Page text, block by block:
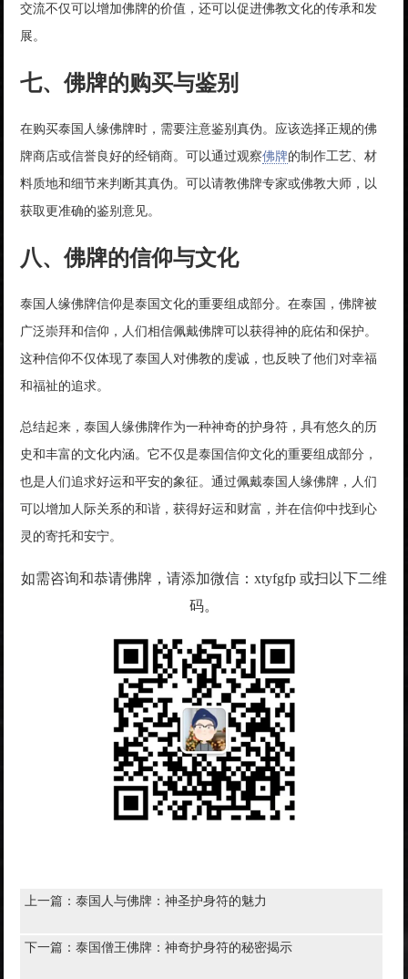
交流不仅可以增加佛牌的价值，还可以促进佛教文化的传承和发
展。
七、佛牌的购买与鉴别
在购买泰国人缘佛牌时，需要注意鉴别真伪。应该选择正规的佛
牌商店或信誉良好的经销商。可以通过观察佛牌的制作工艺、材
料质地和细节来判断其真伪。可以请教佛牌专家或佛教大师，以
获取更准确的鉴别意见。
八、佛牌的信仰与文化
泰国人缘佛牌信仰是泰国文化的重要组成部分。在泰国，佛牌被
广泛崇拜和信仰，人们相信佩戴佛牌可以获得神的庇佑和保护。
这种信仰不仅体现了泰国人对佛教的虔诚，也反映了他们对幸福
和福祉的追求。
总结起来，泰国人缘佛牌作为一种神奇的护身符，具有悠久的历
史和丰富的文化内涵。它不仅是泰国信仰文化的重要组成部分，
也是人们追求好运和平安的象征。通过佩戴泰国人缘佛牌，人们
可以增加人际关系的和谐，获得好运和财富，并在信仰中找到心
灵的寄托和安宁。
如需咨询和恭请佛牌，请添加微信：xtyfgfp 或扫以下二维
码。
上一篇：泰国人与佛牌：神圣护身符的魅力
下一篇：泰国僧王佛牌：神奇护身符的秘密揭示